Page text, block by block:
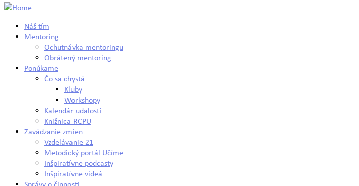
Náš tím
Mentoring
Ochutnávka mentoringu
Obrátený mentoring
Ponúkame
Čo sa chystá
Kluby
Workshopy
Kalendár udalostí
Knižnica RCPU
Zavádzanie zmien
Vzdelávanie 21
Metodický portál Učíme
Inšpiratívne podcasty
Inšpiratívne videá